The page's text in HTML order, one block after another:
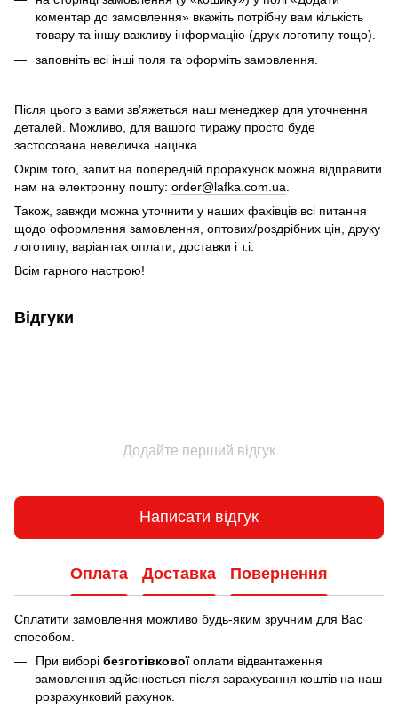
коментар до замовлення» вкажіть потрібну вам кількість
товару та іншу важливу інформацію (друк логотипу тощо).
заповніть всі інші поля та оформіть замовлення.
Після цього з вами зв’яжеться наш менеджер для уточнення
деталей. Можливо, для вашого тиражу просто буде
застосована невеличка націнка.
Окрім того, запит на попередній прорахунок можна відправити
нам на електронну пошту: order@lafka.com.ua
Також, завжди можна уточнити у наших фахівців всі питання
щодо оформлення замовлення, оптових/роздрібних цін, друку
логотипу, варіантах оплати, доставки і т.і.
Всім гарного настрою!
Відгуки
Додайте перший відгук
Написати відгук
Оплата Доставка Повернення
Сплатити замовлення можливо будь-яким зручним для Вас
способом.
При виборі безготівковоїоплати відвантаження
замовлення здійснюється після зарахування коштів на наш
розрахунковий рахунок.